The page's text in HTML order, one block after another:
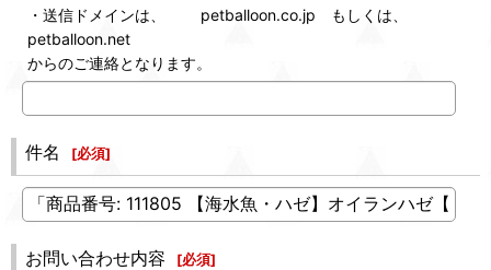
・送信ドメインは、 petballoon.co.jp もしくは、
petballoon.net
からのご連絡となります。
件名 [必須]
お問い合わせ内容 [必須]